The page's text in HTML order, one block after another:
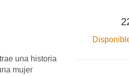
una historia
mujer